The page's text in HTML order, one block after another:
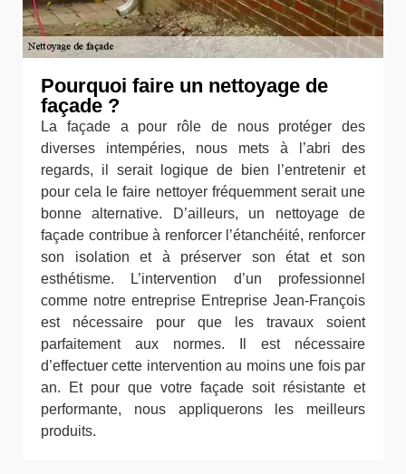
Pourquoi faire un nettoyage de
façade ?
La façade a pour rôle de nous protéger des
diverses intempéries, nous mets à l’abri des
regards, il serait logique de bien l’entretenir et
pour cela le faire nettoyer fréquemment serait une
bonne alternative. D’ailleurs, un nettoyage de
façade contribue à renforcer l’étanchéité, renforcer
son isolation et à préserver son état et son
esthétisme. L’intervention d’un professionnel
comme notre entreprise Entreprise Jean-François
est nécessaire pour que les travaux soient
parfaitement aux normes. Il est nécessaire
d’effectuer cette intervention au moins une fois par
an. Et pour que votre façade soit résistante et
performante, nous appliquerons les meilleurs
produits.